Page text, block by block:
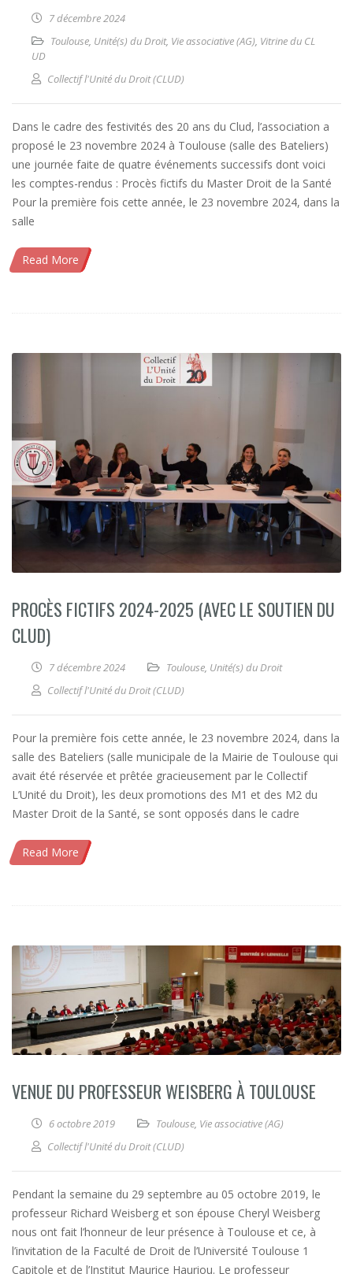
7 décembre 2024
Toulouse, Unité(s) du Droit, Vie associative (AG), Vitrine du CL
UD
Collectif l'Unité du Droit (CLUD)
Dans le cadre des festivités des 20 ans du Clud, l’association a
proposé le 23 novembre 2024 à Toulouse (salle des Bateliers)
une journée faite de quatre événements successifs dont voici
les comptes-rendus : Procès fictifs du Master Droit de la Santé
Pour la première fois cette année, le 23 novembre 2024, dans la
salle
Read More
PROCÈS FICTIFS 2024-2025 (AVEC LE SOUTIEN DU
CLUD)
7 décembre 2024 Toulouse, Unité(s) du Droit
Collectif l'Unité du Droit (CLUD)
Pour la première fois cette année, le 23 novembre 2024, dans la
salle des Bateliers (salle municipale de la Mairie de Toulouse qui
avait été réservée et prêtée gracieusement par le Collectif
L’Unité du Droit), les deux promotions des M1 et des M2 du
Master Droit de la Santé, se sont opposés dans le cadre
Read More
VENUE DU PROFESSEUR WEISBERG À TOULOUSE
6 octobre 2019 Toulouse, Vie associative (AG)
Collectif l'Unité du Droit (CLUD)
Pendant la semaine du 29 septembre au 05 octobre 2019, le
professeur Richard Weisberg et son épouse Cheryl Weisberg
nous ont fait l’honneur de leur présence à Toulouse et ce, à
l’invitation de la Faculté de Droit de l’Université Toulouse 1
Capitole et de l’Institut Maurice Hauriou. Le professeur